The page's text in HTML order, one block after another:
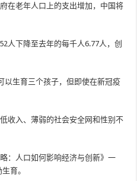
在老年人口上的支出增加，中国将
人下降至去年的每千人6.77人，创
以生育三个孩子，但即使在新冠疫
收入、薄弱的社会安全网和性别不
：人口如何影响经济与创新》一
育。